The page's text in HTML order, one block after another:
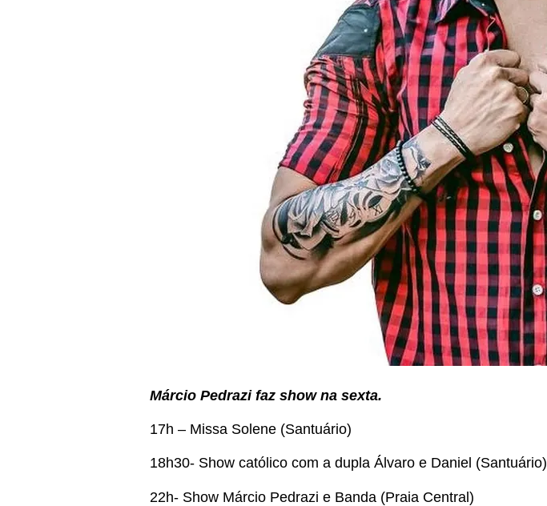
Márcio Pedrazi faz show na sexta.
17h – Missa Solene (Santuário)
18h30- Show católico com a dupla Álvaro e Daniel (Santuário)
22h- Show Márcio Pedrazi e Banda (Praia Central)